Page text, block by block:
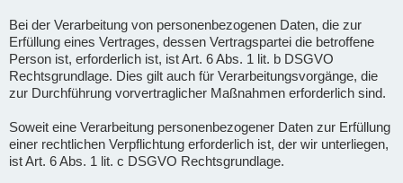
Bei der Verarbeitung von personenbezogenen Daten, die zur
Erfüllung eines Vertrages, dessen Vertragspartei die betroffene
Person ist, erforderlich ist, ist Art. 6 Abs. 1 lit. b DSGVO
Rechtsgrundlage. Dies gilt auch für Verarbeitungsvorgänge, die
zur Durchführung vorvertraglicher Maßnahmen erforderlich sind.
Soweit eine Verarbeitung personenbezogener Daten zur Erfüllung
einer rechtlichen Verpflichtung erforderlich ist, der wir unterliegen,
ist Art. 6 Abs. 1 lit. c DSGVO Rechtsgrundlage.